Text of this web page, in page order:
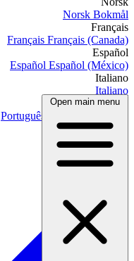
Norsk Bokmål
Français
Français Français (Canada)
Español
Español Español (México)
Italiano
Italiano
Português
Português
العربية
Open main menu